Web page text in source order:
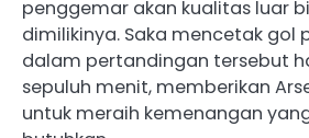
penggemar akan kualitas luar
dimilikinya. Saka mencetak gol
dalam pertandingan tersebut
sepuluh menit, memberikan
untuk meraih kemenangan